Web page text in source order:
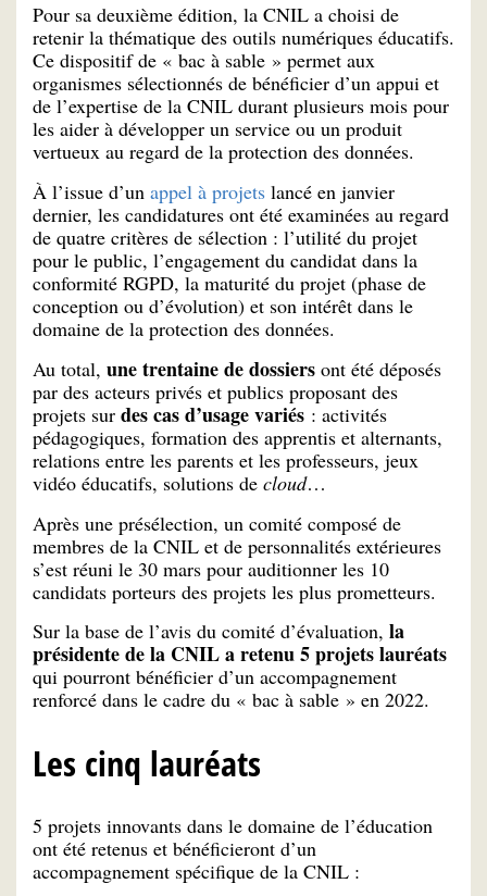
Pour sa deuxième édition, la CNIL a choisi de
retenir la thématique des outils numériques éducatifs.
Ce dispositif de « bac à sable » permet aux
organismes sélectionnés de bénéficier d’un appui et
de l’expertise de la CNIL durant plusieurs mois pour
les aider à développer un service ou un produit
vertueux au regard de la protection des données.
À l’issue d’un appel à projets lancé en janvier
dernier, les candidatures ont été examinées au regard
de quatre critères de sélection : l’utilité du projet
pour le public, l’engagement du candidat dans la
conformité RGPD, la maturité du projet (phase de
conception ou d’évolution) et son intérêt dans le
domaine de la protection des données.
Au total, une trentaine de dossiers ont été déposés
par des acteurs privés et publics proposant des
projets sur des cas d’usage variés : activités
pédagogiques, formation des apprentis et alternants,
relations entre les parents et les professeurs, jeux
vidéo éducatifs, solutions de cloud…
Après une présélection, un comité composé de
membres de la CNIL et de personnalités extérieures
s’est réuni le 30 mars pour auditionner les 10
candidats porteurs des projets les plus prometteurs.
Sur la base de l’avis du comité d’évaluation, la
présidente de la CNIL a retenu 5 projets lauréats
qui pourront bénéficier d’un accompagnement
renforcé dans le cadre du « bac à sable » en 2022.
Les cinq lauréats
5 projets innovants dans le domaine de l’éducation
ont été retenus et bénéficieront d’un
accompagnement spécifique de la CNIL :